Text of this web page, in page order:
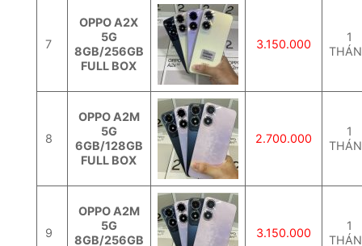
7
OPPO A2X
5G
8GB/256GB
FULL BOX
3.150.000
1
8
OPPO A2M
5G
6GB/128GB
FULL BOX
2.700.000
1
9
OPPO A2M
5G
8GB/256GB
3.150.000
1